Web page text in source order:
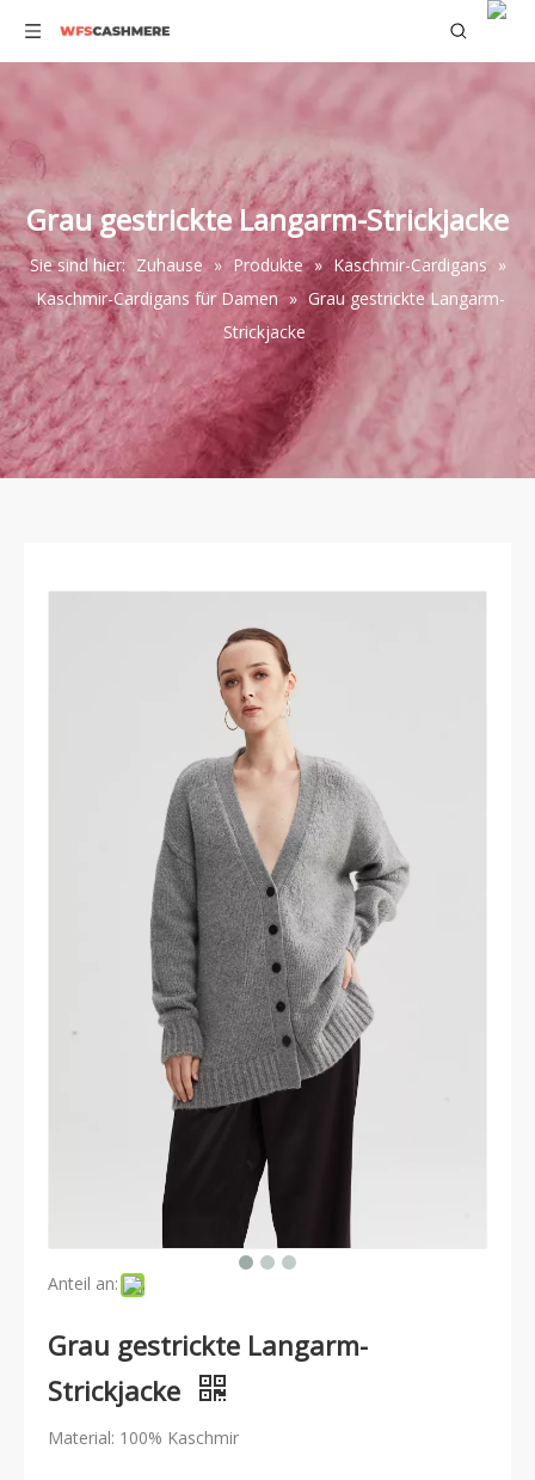
Grau gestrickte Langarm-Strickjacke
Sie sind hier: Zuhause » Produkte » Kaschmir-Cardigans »
Kaschmir-Cardigans für Damen » Grau gestrickte Langarm-
Strickjacke
Anteil an:
Grau gestrickte Langarm-
Strickjacke
Material: 100% Kaschmir